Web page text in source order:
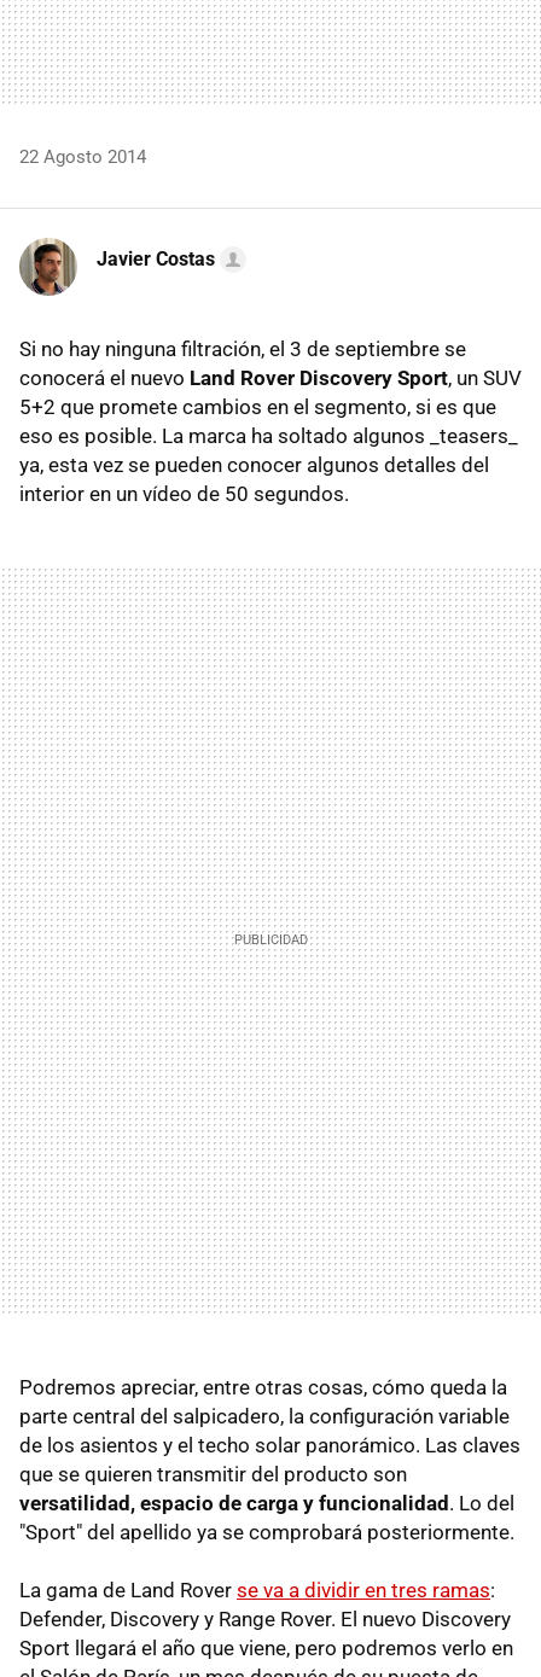
22 Agosto 2014
Javier Costas
Si no hay ninguna filtración, el 3 de septiembre se
conocerá el nuevo Land Rover Discovery Sport, un SUV
5+2 que promete cambios en el segmento, si es que
eso es posible. La marca ha soltado algunos _teasers_
ya, esta vez se pueden conocer algunos detalles del
interior en un vídeo de 50 segundos.
Podremos apreciar, entre otras cosas, cómo queda la
parte central del salpicadero, la configuración variable
de los asientos y el techo solar panorámico. Las claves
que se quieren transmitir del producto son
versatilidad, espacio de carga y funcionalidad. Lo del
"Sport" del apellido ya se comprobará posteriormente.
La gama de Land Rover se va a dividir en tres ramas:
Defender, Discovery y Range Rover. El nuevo Discovery
Sport llegará el año que viene, pero podremos verlo en